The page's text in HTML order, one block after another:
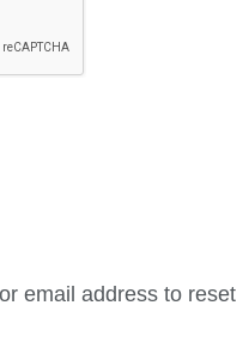
email address to reset